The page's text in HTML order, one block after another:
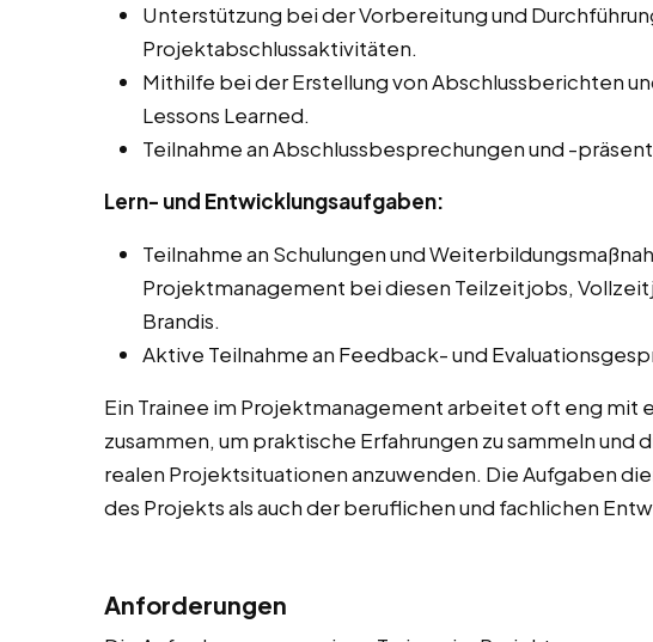
Unterstützung bei der Vorbereitung und
Projektabschlussaktivitäten.
Mithilfe bei der Erstellung von Abschlussberichten
Lessons Learned.
Teilnahme an Abschlussbesprechungen und -
Lern- und Entwicklungsaufgaben:
Teilnahme an Schulungen und
Projektmanagement bei diesen Teilzeitjobs,
Brandis.
Aktive Teilnahme an Feedback- und
Ein Trainee im Projektmanagement arbeitet oft eng mit
zusammen, um praktische Erfahrungen zu sammeln und
realen Projektsituationen anzuwenden. Die Aufgaben
des Projekts als auch der beruflichen und fachlichen
Anforderungen